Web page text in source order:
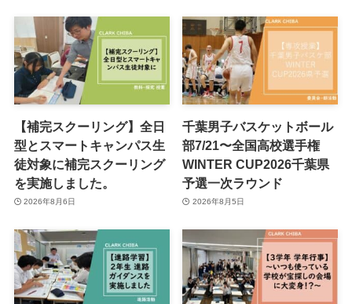
【補完スクーリング】全日
型とスマートキャンパス生
徒対象に補完スクーリング
を実施しました。
2026年8月6日
千葉男子バスケットボール
部7/21〜全国高校選手権
WINTER CUP2026千葉県
予選一次ラウンド
2026年8月5日